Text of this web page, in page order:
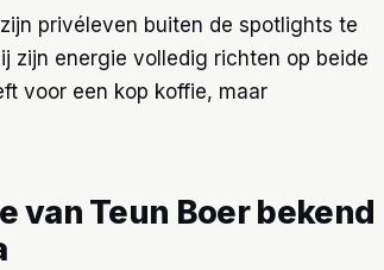
privéleven buiten de spotlights te
zijn energie volledig richten op beide
voor een kop koffie, maar
van Teun Boer bekend